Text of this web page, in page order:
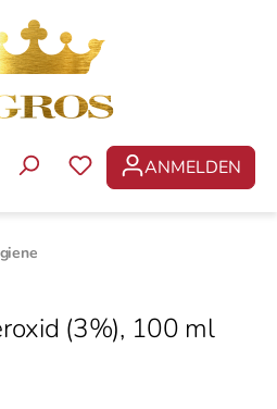
DU HAST 0
ANMELDEN
(3%), 100 ml